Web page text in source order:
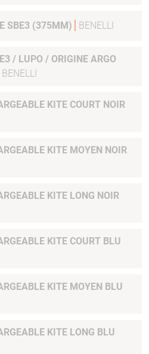
SBE3 (375MM) BENELLI
/ LUPO / ORIGINE ARGO
BENELLI
KITE COURT NOIR
KITE MOYEN NOIR
RESERVOIR RECHARGEABLE KITE LONG NOIR
KITE COURT BLU
KITE MOYEN BLU
RESERVOIR RECHARGEABLE KITE LONG BLU